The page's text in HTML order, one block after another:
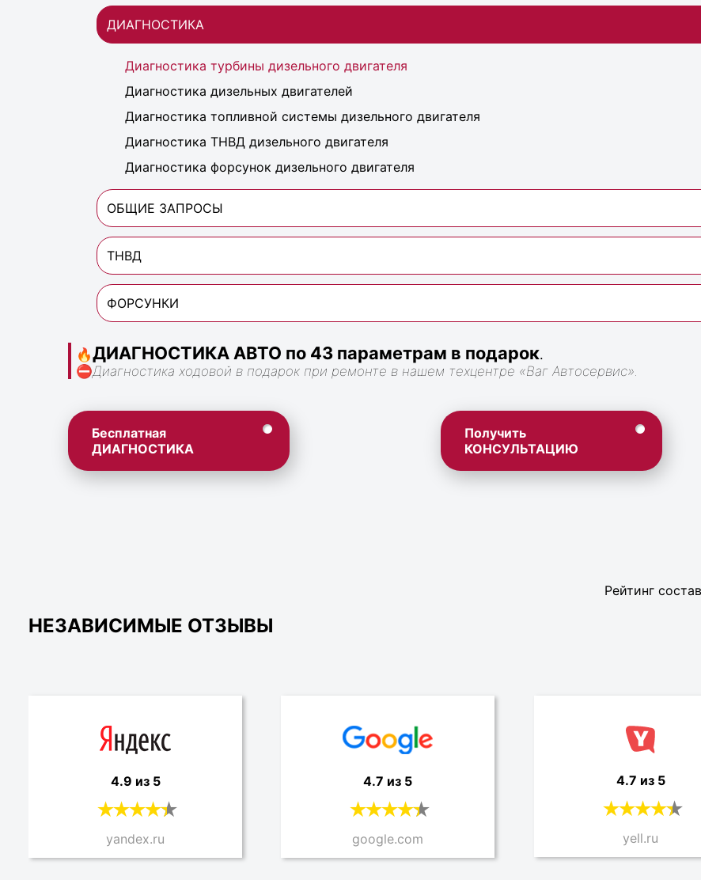
ДИАГНОСТИКА
Диагностика турбины дизельного двигателя
Диагностика дизельных двигателей
Диагностика топливной системы дизельного двигателя
Диагностика ТНВД дизельного двигателя
Диагностика форсунок дизельного двигателя
ОБЩИЕ ЗАПРОСЫ
ТНВД
ФОРСУНКИ
🔥ДИАГНОСТИКА АВТО по 43 параметрам в подарок.
⛔Диагностика ходовой в подарок при ремонте в нашем техцентре «Ваг Автосервис».
Бесплатная
ДИАГНОСТИКА
Получить
КОНСУЛЬТАЦИЮ
Рейтинг
НЕЗАВИСИМЫЕ ОТЗЫВЫ
4.9 из 5
yandex.ru
4.7 из 5
google.com
4.7 из 5
yell.ru